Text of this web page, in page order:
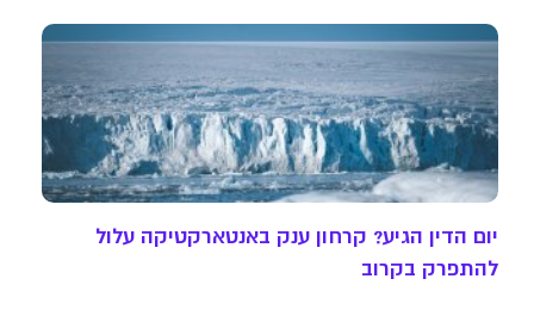
יום הדין הגיע? קרחון ענק באנטארקטיקה עלול
להתפרק בקרוב